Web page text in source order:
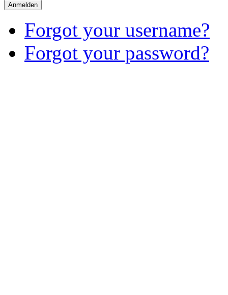
Anmelden
Forgot your username?
Forgot your password?